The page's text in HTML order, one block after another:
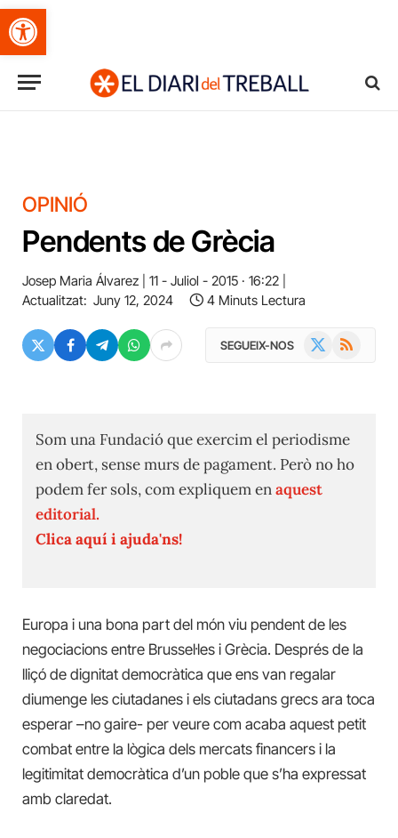
Obre la barra d'eines
OPINIÓ
Pendents de Grècia
Josep Maria Álvarez
11 - Juliol - 2015 · 16:22
Actualitzat: Juny 12, 2024 4 Minuts Lectura
SEGUEIX-NOS RSS
Som una Fundació que exercim el periodisme
en obert, sense murs de pagament. Però no ho
podem fer sols, com expliquem enaquest
editorial.
Clica aquí i ajuda'ns!
Europa i una bona part del món viu pendent de les
negociacions entre Brussel·les i Grècia. Després de la
lliçó de dignitat democràtica que ens van regalar
diumenge les ciutadanes i els ciutadans grecs ara toca
esperar –no gaire- per veure com acaba aquest petit
combat entre la lògica dels mercats financers i la
legitimitat democràtica d’un poble que s’ha expressat
amb claredat.